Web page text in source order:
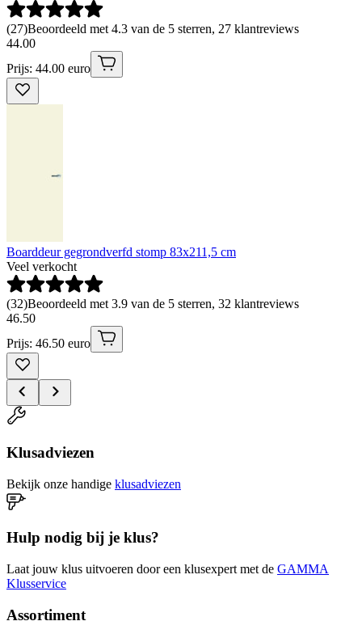
(27)Beoordeeld met 4.3 van de 5 sterren, 27 klantreviews
44.00
Prijs: 44.00 euro
Boarddeur gegrondverfd stomp 83x211,5 cm
Veel verkocht
(32)Beoordeeld met 3.9 van de 5 sterren, 32 klantreviews
46.50
Prijs: 46.50 euro
Klusadviezen
Bekijk onze handige klusadviezen
Hulp nodig bij je klus?
Laat jouw klus uitvoeren door een klusexpert met de GAMMA
Klusservice
Assortiment